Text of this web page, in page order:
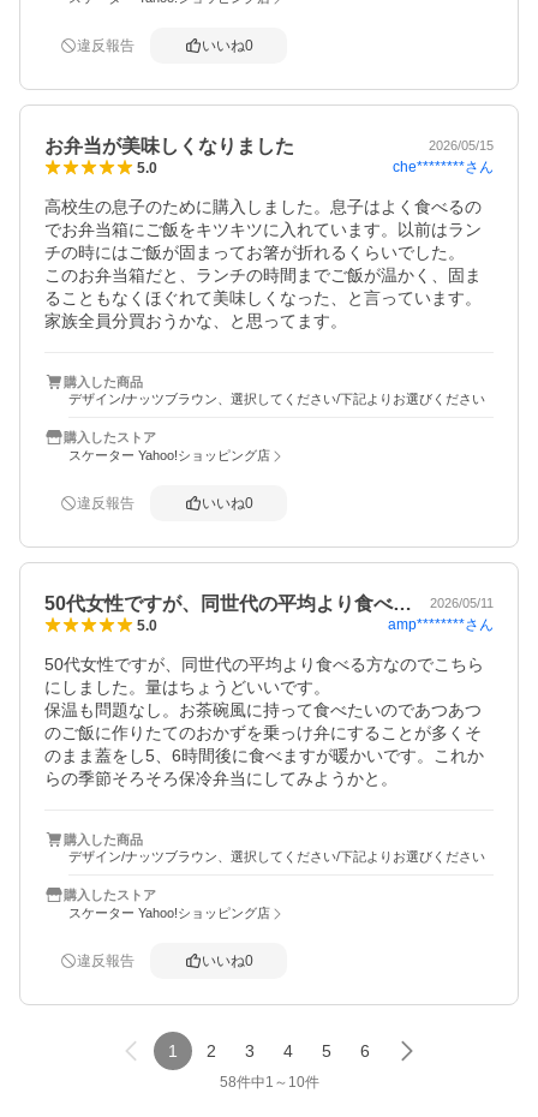
違反報告 いいね0
お弁当が美味しくなりました 2026/05/15
5.0 che********さん
高校生の息子のために購入しました。息子はよく食べるの
でお弁当箱にご飯をキツキツに入れています。以前はラン
チの時にはご飯が固まってお箸が折れるくらいでした。
このお弁当箱だと、ランチの時間までご飯が温かく、固ま
ることもなくほぐれて美味しくなった、と言っています。
家族全員分買おうかな、と思ってます。
購入した商品
デザイン/ナッツブラウン、選択してください/下記よりお選びください
購入したストア
スケーター Yahoo!ショッピング店
違反報告 いいね0
50代女性ですが、同世代の平均より食べ… 2026/05/11
5.0 amp********さん
50代女性ですが、同世代の平均より食べる方なのでこちら
にしました。量はちょうどいいです。
保温も問題なし。お茶碗風に持って食べたいのであつあつ
のご飯に作りたてのおかずを乗っけ弁にすることが多くそ
のまま蓋をし5、6時間後に食べますが暖かいです。これか
らの季節そろそろ保冷弁当にしてみようかと。
購入した商品
デザイン/ナッツブラウン、選択してください/下記よりお選びください
購入したストア
スケーター Yahoo!ショッピング店
違反報告 いいね0
1 2 3 4 5 6
58件中1 ～ 10件